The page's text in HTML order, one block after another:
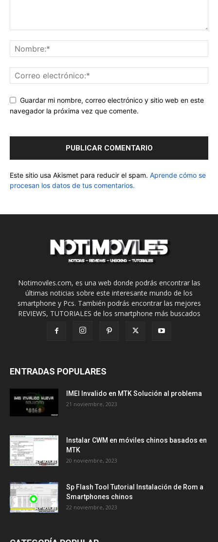
Guardar mi nombre, correo electrónico y sitio web en este
navegador la próxima vez que comente.
Este sitio usa Akismet para reducir el spam. Aprende cómo se
procesan los datos de tus comentarios.
Notimoviles.com, es una web donde podrás encontrar las
últimas noticias sobre este interesante mundo de los
smartphone y Pcs. También podrás encontrar las mejores
REVIEWS, TUTORIALES de los smartphone más buscados
ENTRADAS POPULARES
IMEI Invalido en MTK Solución al problema
21 noviembre, 2023
Instalar CWM en móviles chinos basados en
MTK
20 noviembre, 2023
Sp Flash Tool Tutorial Instalación de Rom a
Smartphones chinos
22 noviembre, 2023